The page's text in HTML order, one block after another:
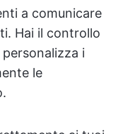
a comunicare
Hai il controllo
i
le